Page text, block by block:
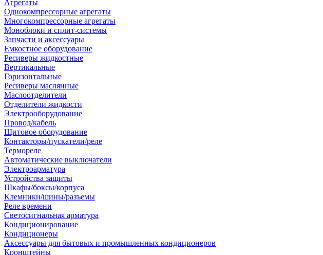
Агрегаты
Однокомпрессорные агрегаты
Многокомпрессорные агрегаты
Моноблоки и сплит-системы
Запчасти и аксессуары
Емкостное оборудование
Ресиверы жидкостные
Вертикальные
Горизонтальные
Ресиверы маслянные
Маслоотделители
Отделители жидкости
Электрооборудование
Провод/кабель
Щитовое оборудование
Контакторы/пускатели/реле
Термореле
Автоматические выключатели
Электроарматура
Устройства защиты
Шкафы/боксы/корпуса
Клемники/шины/разъемы
Реле времени
Светосигнальная арматура
Кондиционирование
Кондиционеры
Аксессуары для бытовых и промышленных кондиционеров
Кронштейны